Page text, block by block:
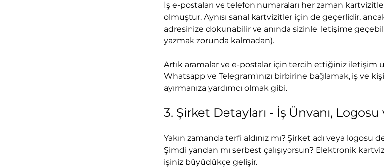
İş e-postaları ve telefon numaraları her zaman
olmuştur. Aynısı sanal kartvizitler için de geçerlidir,
adresinize dokunabilir ve anında sizinle iletişime
yazmak zorunda kalmadan).
Artık aramalar ve e-postalar için tercih ettiğiniz iletişim
Whatsapp ve Telegram'ınızı birbirine bağlamak, iş ve
ayırmanıza yardımcı olmak gibi.
3. Şirket Detayları - İş Ünvanı, Logosu
Yakın zamanda terfi aldınız mı? Şirket adı veya logosu
Şimdi yandan mı serbest çalışıyorsun? Elektronik
işiniz büyüdükçe gelişir.